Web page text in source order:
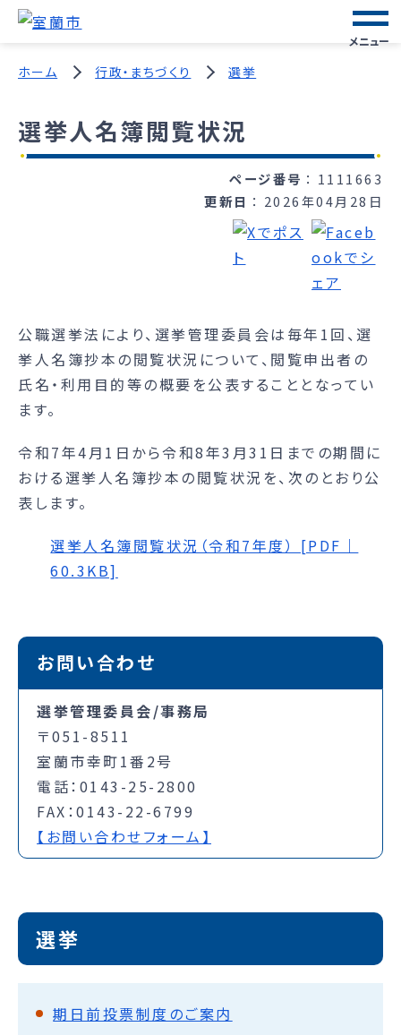
メニュー
ホーム 行政・まちづくり 選挙
選挙人名簿閲覧状況
ページ番号
1111663
更新日
2026年04月28日
公職選挙法により、選挙管理委員会は毎年1回、選
挙人名簿抄本の閲覧状況について、閲覧申出者の
氏名・利用目的等の概要を公表することとなってい
ます。
令和7年4月1日から令和8年3月31日までの期間に
おける選挙人名簿抄本の閲覧状況を、次のとおり公
表します。
選挙人名簿閲覧状況（令和7年度） [PDF｜
60.3KB]
お問い合わせ
選挙管理委員会/事務局
〒051-8511
室蘭市幸町1番2号
電話：0143-25-2800
FAX：0143-22-6799
【お問い合わせフォーム】
選挙
期日前投票制度のご案内